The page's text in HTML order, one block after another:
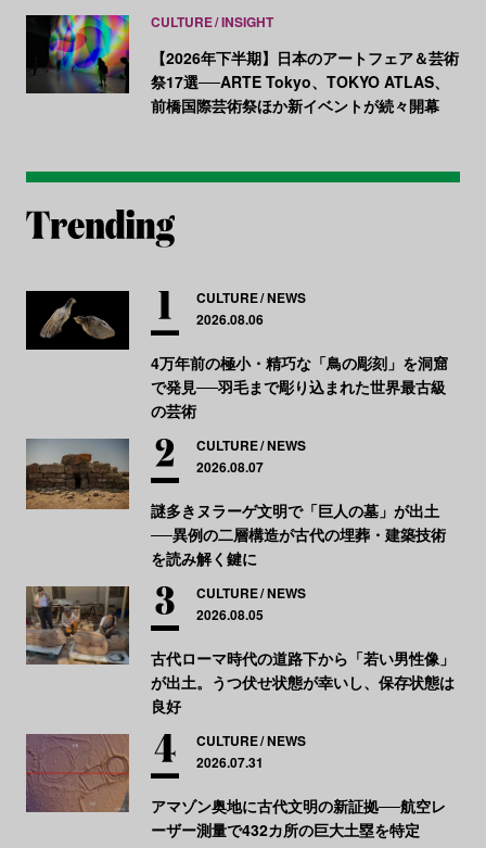
CULTURE INSIGHT
【2026年下半期】日本のアートフェア＆芸術
祭17選──ARTE Tokyo、TOKYO ATLAS、
前橋国際芸術祭ほか新イベントが続々開幕
CULTURE NEWS
2026.08.06
4万年前の極小・精巧な「鳥の彫刻」を洞窟
で発見──羽毛まで彫り込まれた世界最古級
の芸術
CULTURE NEWS
2026.08.07
謎多きヌラーゲ文明で「巨人の墓」が出土
──異例の二層構造が古代の埋葬・建築技術
を読み解く鍵に
CULTURE NEWS
2026.08.05
古代ローマ時代の道路下から「若い男性像」
が出土。うつ伏せ状態が幸いし、保存状態は
良好
CULTURE NEWS
2026.07.31
アマゾン奥地に古代文明の新証拠──航空レ
ーザー測量で432カ所の巨大土塁を特定